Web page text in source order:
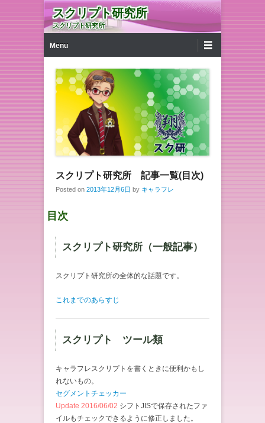
スクリプト研究所
スクリプト研究所
Menu
スクリプト研究所 記事一覧(目次)
Posted on 2013年12月6日 by キャラフレ
目次
スクリプト研究所（一般記事）
スクリプト研究所の全体的な話題です。
これまでのあらすじ
スクリプト ツール類
キャラフレスクリプトを書くときに便利かもし
れないもの。
セグメントチェッカー
Update 2016/06/02 シフトJISで保存されたファ
イルもチェックできるように修正しました。